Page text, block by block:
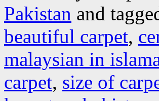
Pakistan and
beautiful carpet,
malaysian in
carpet, size of